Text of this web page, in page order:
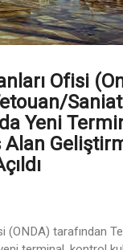
Ofisi
Saniat
Yeni
Alan
(ONDA) tarafından